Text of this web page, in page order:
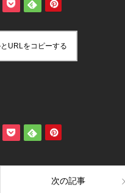
URLをコピーする
次の記事